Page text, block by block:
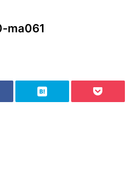
ma061